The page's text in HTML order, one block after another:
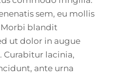
sem, eu mollis
blandit
ut dolor in augue
lacinia,
ante urna